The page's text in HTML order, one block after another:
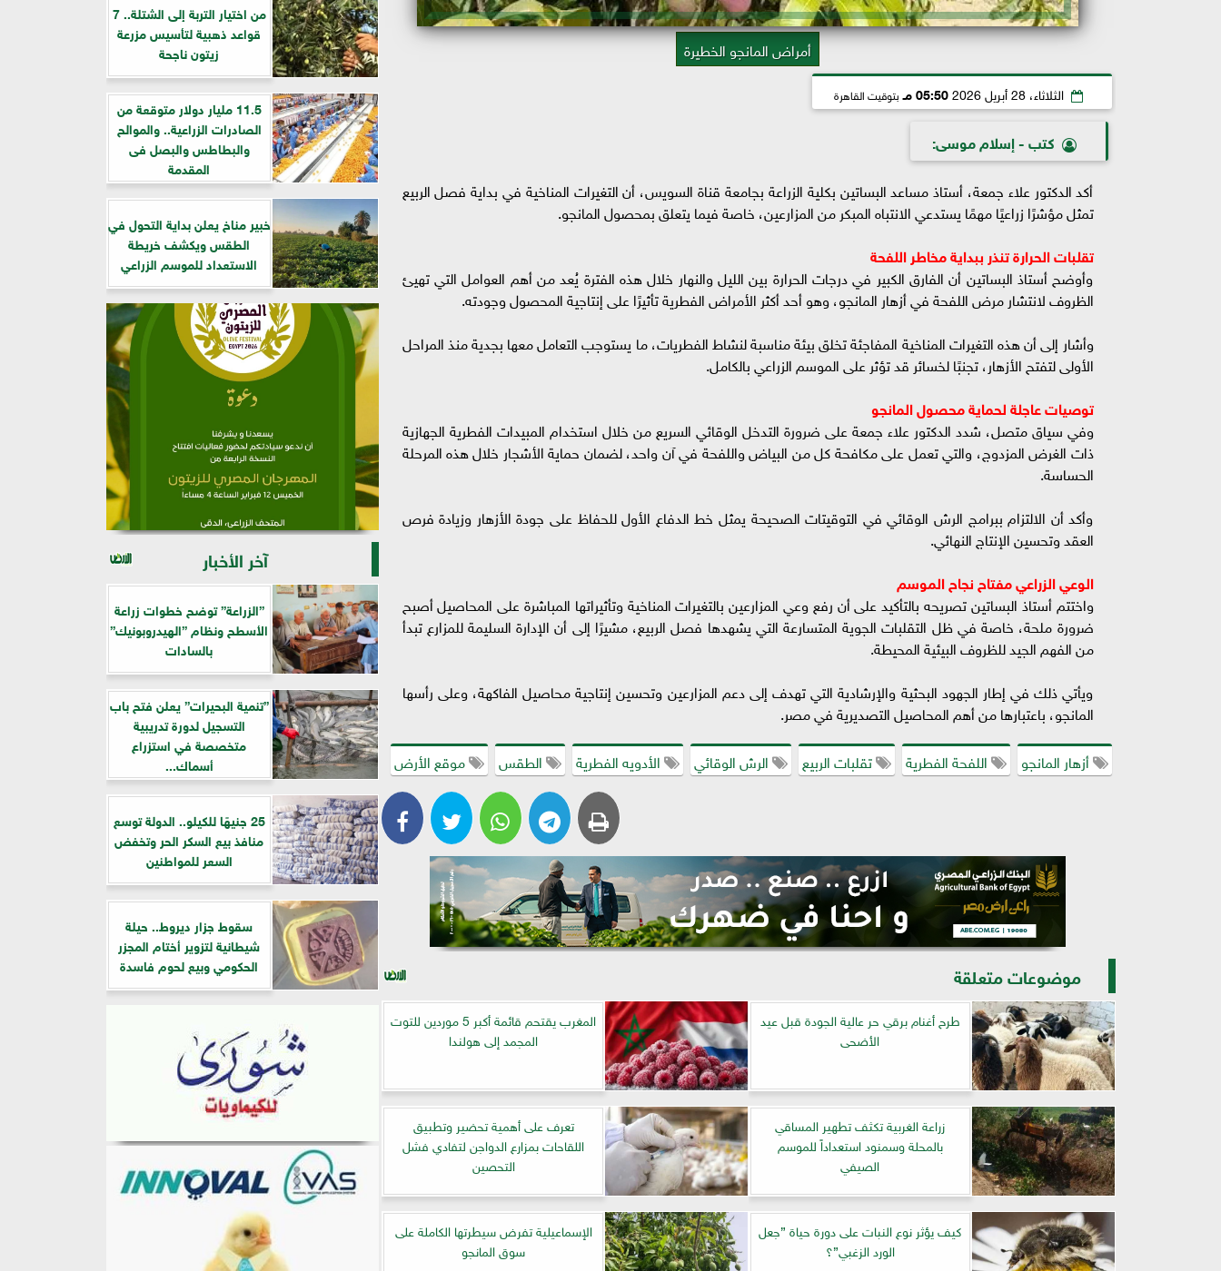
أمراض المانجو الخطيرة
الثلاثاء، 28 أبريل 2026 05:50 مـ بتوقيت القاهرة
كتب - إسلام موسى:
أكد الدكتور علاء جمعة، أستاذ مساعد البساتين بكلية الزراعة بجامعة قناة السويس، أن التغيرات المناخية في بداية فصل الربيع
تمثل مؤشرًا زراعيًا مهمًا يستدعي الانتباه المبكر من المزارعين، خاصة فيما يتعلق بمحصول المانجو.
تقلبات الحرارة تنذر ببداية مخاطر اللفحة
وأوضح أستاذ البساتين أن الفارق الكبير في درجات الحرارة بين الليل والنهار خلال هذه الفترة يُعد من أهم العوامل التي تهيئ
الظروف لانتشار مرض اللفحة في أزهار المانجو، وهو أحد أكثر الأمراض الفطرية تأثيرًا على إنتاجية المحصول وجودته.
وأشار إلى أن هذه التغيرات المناخية المفاجئة تخلق بيئة مناسبة لنشاط الفطريات، ما يستوجب التعامل معها بجدية منذ المراحل
الأولى لتفتح الأزهار، تجنبًا لخسائر قد تؤثر على الموسم الزراعي بالكامل.
توصيات عاجلة لحماية محصول المانجو
وفي سياق متصل، شدد الدكتور علاء جمعة على ضرورة التدخل الوقائي السريع من خلال استخدام المبيدات الفطرية الجهازية
ذات الغرض المزدوج، والتي تعمل على مكافحة كل من البياض واللفحة في آن واحد، لضمان حماية الأشجار خلال هذه المرحلة
الحساسة.
وأكد أن الالتزام ببرامج الرش الوقائي في التوقيتات الصحيحة يمثل خط الدفاع الأول للحفاظ على جودة الأزهار وزيادة فرص
العقد وتحسين الإنتاج النهائي.
الوعي الزراعي مفتاح نجاح الموسم
واختتم أستاذ البساتين تصريحه بالتأكيد على أن رفع وعي المزارعين بالتغيرات المناخية وتأثيراتها المباشرة على المحاصيل أصبح
ضرورة ملحة، خاصة في ظل التقلبات الجوية المتسارعة التي يشهدها فصل الربيع، مشيرًا إلى أن الإدارة السليمة للمزارع تبدأ
من الفهم الجيد للظروف البيئية المحيطة.
ويأتي ذلك في إطار الجهود البحثية والإرشادية التي تهدف إلى دعم المزارعين وتحسين إنتاجية محاصيل الفاكهة، وعلى رأسها
المانجو، باعتبارها من أهم المحاصيل التصديرية في مصر.
أزهار المانجو
اللفحة الفطرية تقلبات الربيع الرش الوقائي الأدويه الفطرية الطقس موقع الأرض
موضوعات متعلقة
طرح أغنام برقي حر عالية الجودة قبل عيد
الأضحى
المغرب يقتحم قائمة أكبر 5 موردين للتوت
المجمد إلى هولندا
زراعة الغربية تكثف تطهير المساقي
بالمحلة وسمنود استعداداً للموسم
الصيفي
تعرف على أهمية تحضير وتطبيق
اللقاحات بمزارع الدواجن لتفادي فشل
التحصين
كيف يؤثر نوع النبات على دورة حياة ”جعل
الورد الزغبي”؟
الإسماعيلية تفرض سيطرتها الكاملة على
سوق المانجو
من اختيار التربة إلى الشتلة.. 7
قواعد ذهبية لتأسيس مزرعة
زيتون ناجحة
11.5 مليار دولار متوقعة من
الصادرات الزراعية.. والموالح
والبطاطس والبصل فى
المقدمة
خبير مناخ يعلن بداية التحول في
الطقس ويكشف خريطة
الاستعداد للموسم الزراعي
آخر الأخبار
”الزراعة” توضح خطوات زراعة
الأسطح ونظام ”الهيدروبونيك”
بالسادات
”تنمية البحيرات” يعلن فتح باب
التسجيل لدورة تدريبية
متخصصة في استزراع
أسماك...
25 جنيهًا للكيلو.. الدولة توسع
منافذ بيع السكر الحر وتخفض
السعر للمواطنين
سقوط جزار ديروط.. حيلة
شيطانية لتزوير أختام المجزر
الحكومي وبيع لحوم فاسدة